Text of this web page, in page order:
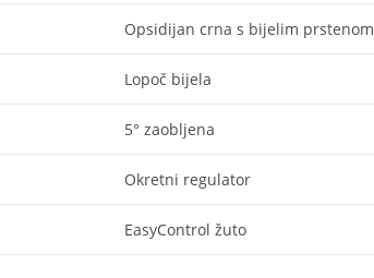
Opsidijan crna s bijelim prstenom
Lopoč bijela
5° zaobljena
Okretni regulator
EasyControl žuto